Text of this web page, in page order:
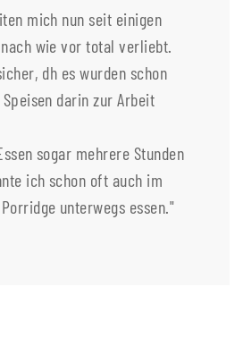
mich nun seit einigen
wie vor total verliebt.
dh es wurden schon
darin zur Arbeit
sogar mehrere Stunden
ich schon oft auch im
unterwegs essen."